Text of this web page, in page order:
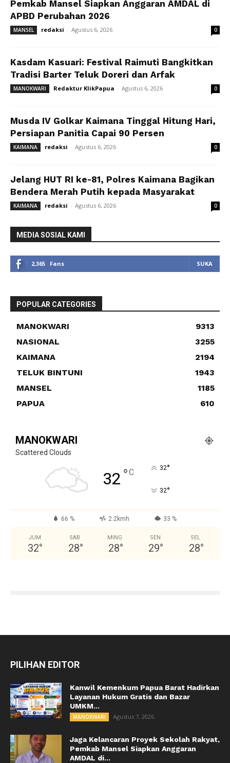
Pemkab Mansel Siapkan Anggaran AMDAL di
APBD Perubahan 2026
MANSEL redaksi - Agustus 6, 2026 0
Kasdam Kasuari: Festival Raimuti Bangkitkan
Tradisi Barter Teluk Doreri dan Arfak
MANOKWARI Redaktur KlikPapua - Agustus 6, 2026 0
Musda IV Golkar Kaimana Tinggal Hitung Hari,
Persiapan Panitia Capai 90 Persen
KAIMANA redaksi - Agustus 6, 2026 0
Jelang HUT RI ke-81, Polres Kaimana Bagikan
Bendera Merah Putih kepada Masyarakat
KAIMANA redaksi - Agustus 6, 2026 0
MEDIA SOSIAL KAMI
2,365 Fans SUKA
POPULAR CATEGORIES
MANOKWARI
9313
NASIONAL
3255
KAIMANA
2194
TELUK BINTUNI
1943
MANSEL
1185
PAPUA
610
MANOKWARI
Scattered Clouds
32 °C 32°
32°
66 % 2.2kmh 33 %
JUM
32°
SAB
28°
MING
28°
SEN
29°
SEL
28°
PILIHAN EDITOR
Kanwil Kemenkum Papua Barat Hadirkan
Layanan Hukum Gratis dan Bazar
UMKM...
MANOKWARI Agustus 7, 2026
Jaga Kelancaran Proyek Sekolah Rakyat,
Pemkab Mansel Siapkan Anggaran
AMDAL di...